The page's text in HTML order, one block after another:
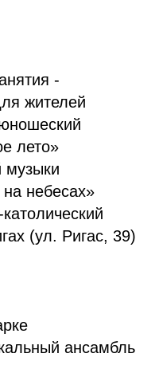
-
жителей
лето»
музыки
небесах»
(ул. Ригас, 39)
ансамбль